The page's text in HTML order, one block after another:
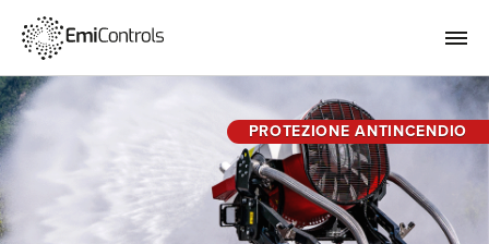
PROTEZIONE ANTINCENDIO